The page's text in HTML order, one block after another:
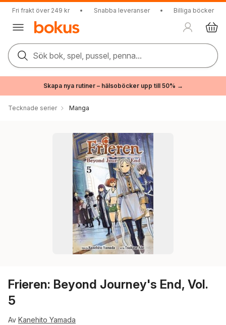
Fri frakt över 249 kr • Snabba leveranser • Billiga böcker
Sök bok, spel, pussel, penna...
Skapa nya rutiner – hälsoböcker upp till 50% →
Tecknade serier Manga
Frieren: Beyond Journey's End, Vol.
5
Av Kanehito Yamada